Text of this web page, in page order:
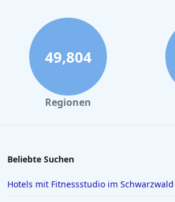
Hotels mit Pool in Heidelberg
Hotels mit Pool in Köln
Hotels mit Pool in Palma de Mallorca
Hotels mit Pool in der Sächsischen
Hotels mit Pool in Burg
49,804
Regionen
Beliebte Suchen
Hotels mit Fitnessstudio im Schwarzwald